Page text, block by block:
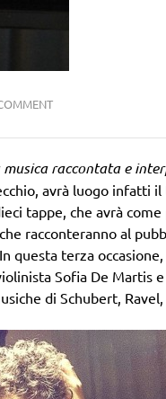
musica raccontata e
avrà luogo infatti
tappe, che avrà
racconteranno al
questa terza
Sofia De Martis
di Schubert,